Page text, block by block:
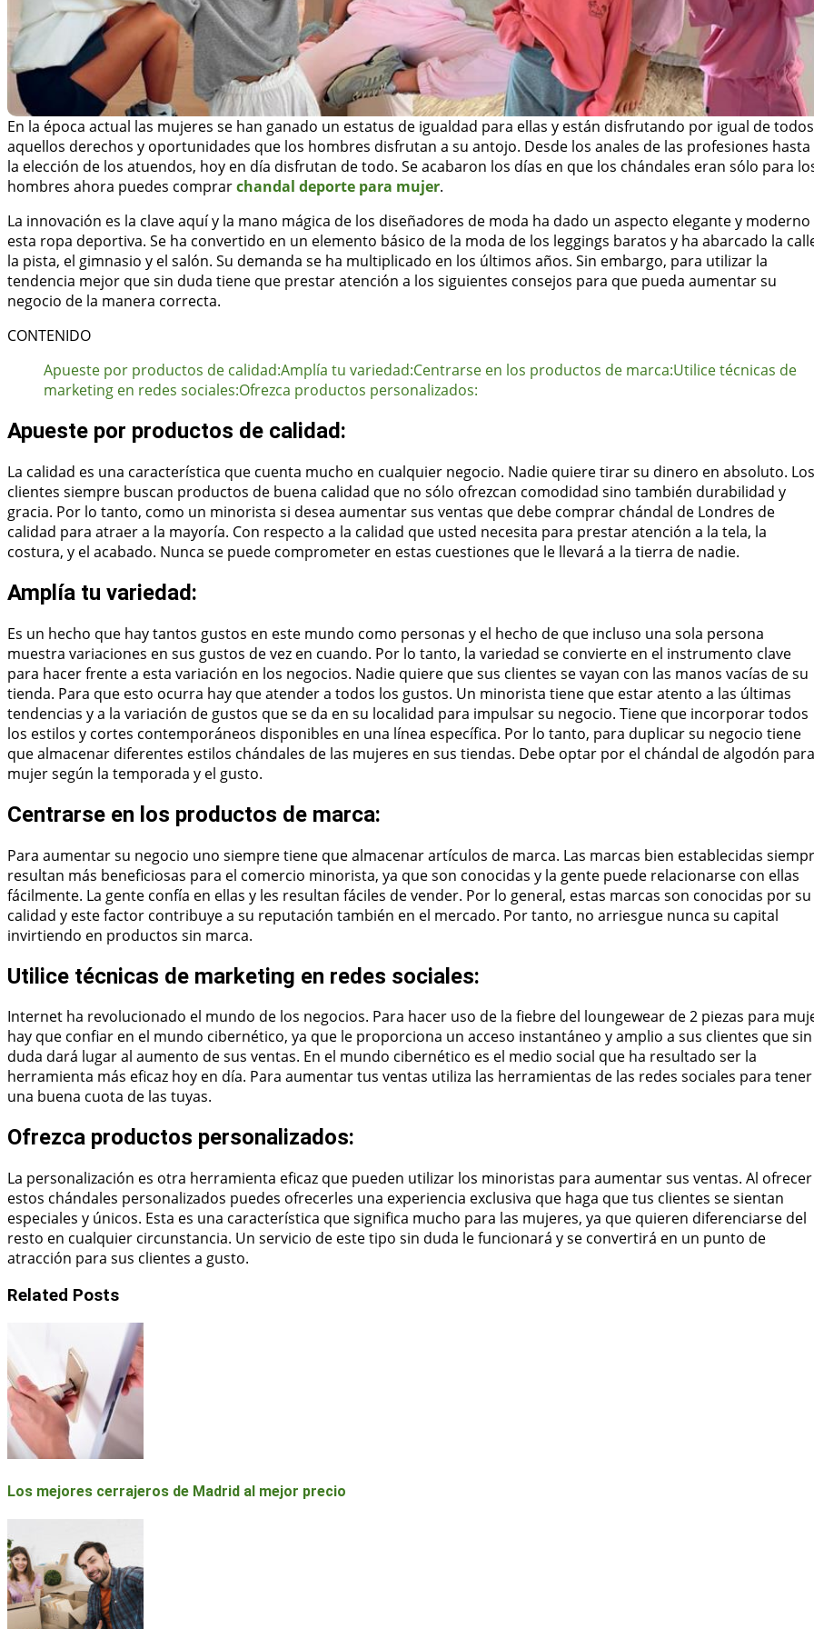
En la época actual las mujeres se han ganado un estatus de igualdad para ellas y están disfrutando por igual de todos
aquellos derechos y oportunidades que los hombres disfrutan a su antojo. Desde los anales de las profesiones hasta
la elección de los atuendos, hoy en día disfrutan de todo. Se acabaron los días en que los chándales eran sólo para
hombres ahora puedes comprarchandal deporte para mujer.
La innovación es la clave aquí y la mano mágica de los diseñadores de moda ha dado un aspecto elegante y moderno
esta ropa deportiva. Se ha convertido en un elemento básico de la moda de los leggings baratos y ha abarcado la
la pista, el gimnasio y el salón. Su demanda se ha multiplicado en los últimos años. Sin embargo, para utilizar la
tendencia mejor que sin duda tiene que prestar atención a los siguientes consejos para que pueda aumentar su
negocio de la manera correcta.
CONTENIDO
Apueste por productos de calidad:Amplía tu variedad:Centrarse en los productos de marca:Utilice técnicas de
marketing en redes sociales:Ofrezca productos personalizados:
Apueste por productos de calidad:
La calidad es una característica que cuenta mucho en cualquier negocio. Nadie quiere tirar su dinero en absoluto. Los
clientes siempre buscan productos de buena calidad que no sólo ofrezcan comodidad sino también durabilidad y
gracia. Por lo tanto, como un minorista si desea aumentar sus ventas que debe comprar chándal de Londres de
calidad para atraer a la mayoría. Con respecto a la calidad que usted necesita para prestar atención a la tela, la
costura, y el acabado. Nunca se puede comprometer en estas cuestiones que le llevará a la tierra de nadie.
Amplía tu variedad:
Es un hecho que hay tantos gustos en este mundo como personas y el hecho de que incluso una sola persona
muestra variaciones en sus gustos de vez en cuando. Por lo tanto, la variedad se convierte en el instrumento clave
para hacer frente a esta variación en los negocios. Nadie quiere que sus clientes se vayan con las manos vacías de su
tienda. Para que esto ocurra hay que atender a todos los gustos. Un minorista tiene que estar atento a las últimas
tendencias y a la variación de gustos que se da en su localidad para impulsar su negocio. Tiene que incorporar todos
los estilos y cortes contemporáneos disponibles en una línea específica. Por lo tanto, para duplicar su negocio tiene
que almacenar diferentes estilos chándales de las mujeres en sus tiendas. Debe optar por el chándal de algodón para
mujer según la temporada y el gusto.
Centrarse en los productos de marca:
Para aumentar su negocio uno siempre tiene que almacenar artículos de marca. Las marcas bien establecidas
resultan más beneficiosas para el comercio minorista, ya que son conocidas y la gente puede relacionarse con ellas
fácilmente. La gente confía en ellas y les resultan fáciles de vender. Por lo general, estas marcas son conocidas por su
calidad y este factor contribuye a su reputación también en el mercado. Por tanto, no arriesgue nunca su capital
invirtiendo en productos sin marca.
Utilice técnicas de marketing en redes sociales:
Internet ha revolucionado el mundo de los negocios. Para hacer uso de la fiebre del loungewear de 2 piezas para
hay que confiar en el mundo cibernético, ya que le proporciona un acceso instantáneo y amplio a sus clientes que sin
duda dará lugar al aumento de sus ventas. En el mundo cibernético es el medio social que ha resultado ser la
herramienta más eficaz hoy en día. Para aumentar tus ventas utiliza las herramientas de las redes sociales para tener
una buena cuota de las tuyas.
Ofrezca productos personalizados:
La personalización es otra herramienta eficaz que pueden utilizar los minoristas para aumentar sus ventas. Al ofrecer
estos chándales personalizados puedes ofrecerles una experiencia exclusiva que haga que tus clientes se sientan
especiales y únicos. Esta es una característica que significa mucho para las mujeres, ya que quieren diferenciarse del
resto en cualquier circunstancia. Un servicio de este tipo sin duda le funcionará y se convertirá en un punto de
atracción para sus clientes a gusto.
Related Posts
Los mejores cerrajeros de Madrid al mejor precio